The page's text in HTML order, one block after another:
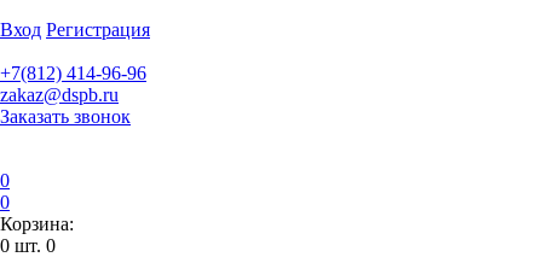
Вход Регистрация
+7(812) 414-96-96
zakaz@dspb.ru
Заказать звонок
0
0
Корзина:
0 шт. 0